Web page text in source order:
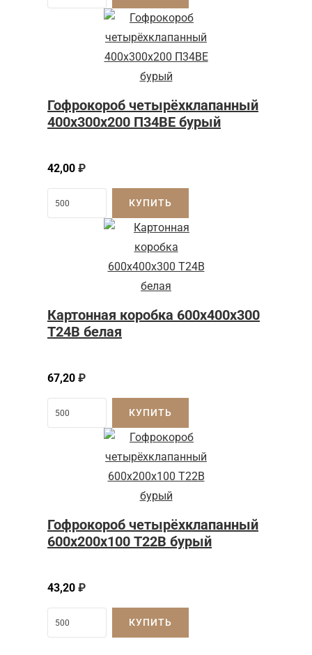
Гофрокороб четырёхклапанный
400x300x200 П34BE бурый
42,00 ₽
КУПИТЬ
Картонная коробка 600x400x300
Т24B белая
67,20 ₽
КУПИТЬ
Гофрокороб четырёхклапанный
600х200х100 Т22В бурый
43,20 ₽
КУПИТЬ